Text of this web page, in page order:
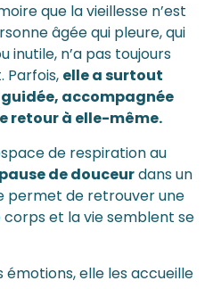
que la vieillesse n’est
âgée qui pleure, qui
inutile, n’a pas toujours
Parfois, elle a surtout
accompagnée
retour à elle-même.
de respiration au
pause de douceurdans un
permet de retrouver une
et la vie semblent se
émotions, elle les accueille